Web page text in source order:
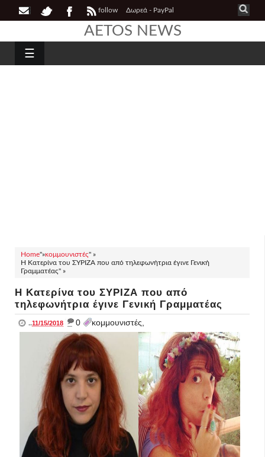
follow Δωρεά - PayPal
AETOS NEWS
☰
Home"»κομμουνιστές" »
Η Κατερίνα του ΣΥΡΙΖΑ που από τηλεφωνήτρια έγινε Γενική
Γραμματέας" »
Η Κατερίνα του ΣΥΡΙΖΑ που από
τηλεφωνήτρια έγινε Γενική Γραμματέας
..11/15/2018 _ 0 κομμουνιστές,